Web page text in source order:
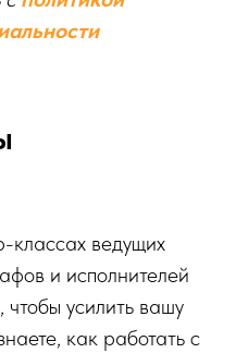
классах ведущих
и исполнителей
усилить вашу
как работать с